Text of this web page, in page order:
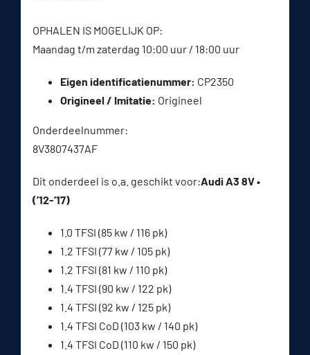
OPHALEN IS MOGELIJK OP:
Maandag t/m zaterdag 10:00 uur / 18:00 uur
Eigen identificatienummer: CP2350
Origineel / Imitatie: Origineel
Onderdeelnummer:
8V3807437AF
Dit onderdeel is o.a. geschikt voor:Audi A3 8V •
(’12-’17)
1.0 TFSI (85 kw / 116 pk)
1.2 TFSI (77 kw / 105 pk)
1.2 TFSI (81 kw / 110 pk)
1.4 TFSI (90 kw / 122 pk)
1.4 TFSI (92 kw / 125 pk)
1.4 TFSI CoD (103 kw / 140 pk)
1.4 TFSI CoD (110 kw / 150 pk)